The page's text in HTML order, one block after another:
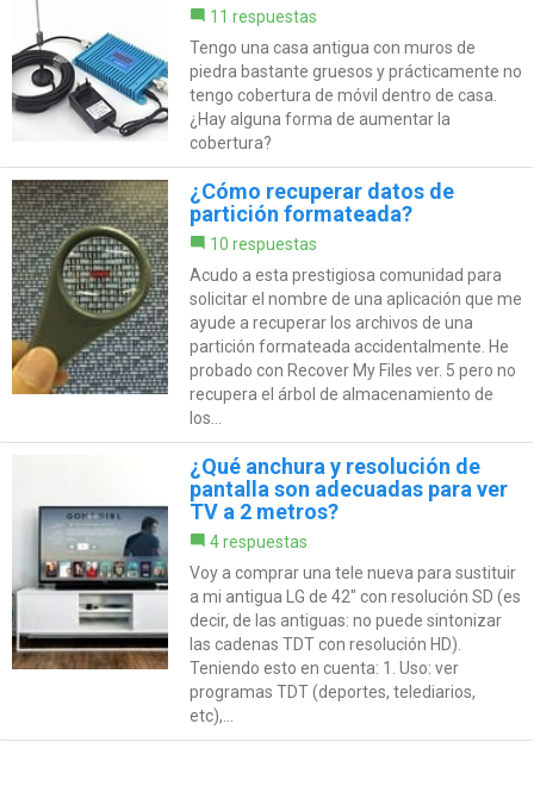
11 respuestas
Tengo una casa antigua con muros de
piedra bastante gruesos y prácticamente no
tengo cobertura de móvil dentro de casa.
¿Hay alguna forma de aumentar la
cobertura?
¿Cómo recuperar datos de
partición formateada?
10 respuestas
Acudo a esta prestigiosa comunidad para
solicitar el nombre de una aplicación que me
ayude a recuperar los archivos de una
partición formateada accidentalmente. He
probado con Recover My Files ver. 5 pero no
recupera el árbol de almacenamiento de
los...
¿Qué anchura y resolución de
pantalla son adecuadas para ver
TV a 2 metros?
4 respuestas
Voy a comprar una tele nueva para sustituir
a mi antigua LG de 42" con resolución SD (es
decir, de las antiguas: no puede sintonizar
las cadenas TDT con resolución HD).
Teniendo esto en cuenta: 1. Uso: ver
programas TDT (deportes, telediarios,
etc),...